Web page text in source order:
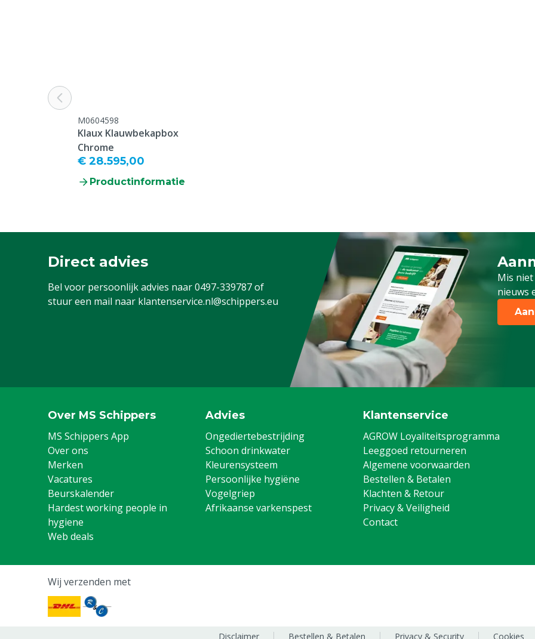
M0604598
Klaux Klauwbekapbox
Chrome
€ 28.595,00
Productinformatie
Direct advies
Bel voor persoonlijk advies naar0497-339787of
stuur een mail naar klantenservice.nl@schippers.eu
Mis
nieuws
Schrijf
Over MS Schippers
MS Schippers App
Over ons
Merken
Vacatures
Beurskalender
Hardest working people in
hygiene
Web deals
Advies
Ongediertebestrijding
Schoon drinkwater
Kleurensysteem
Persoonlijke hygiëne
Vogelgriep
Afrikaanse varkenspest
Klantenservice
AGROW Loyaliteitsprogramma
Leeggoed retourneren
Algemene voorwaarden
Bestellen & Betalen
Klachten & Retour
Privacy & Veiligheid
Contact
Wij verzenden met
Disclaimer Bestellen & Betalen Privacy & Security Cookies